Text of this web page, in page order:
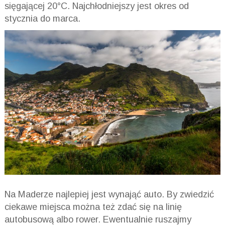
sięgającej 20°C. Najchłodniejszy jest okres od
stycznia do marca.
Na Maderze najlepiej jest wynająć auto. By zwiedzić
ciekawe miejsca można też zdać się na linię
autobusową albo rower. Ewentualnie ruszajmy